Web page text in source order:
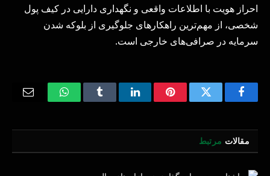
احراز هویت با اطلاعات واقعی و نگهداری دارایی در کیف پول
شخصی، از مهم‌ترین راهکارهای جلوگیری از بلوکه شدن
سرمایه در صرافی‌های خارجی است.
Facebook
Twitter
Pinterest
LinkedIn
Tumblr
WhatsApp
مقالات مرتبط